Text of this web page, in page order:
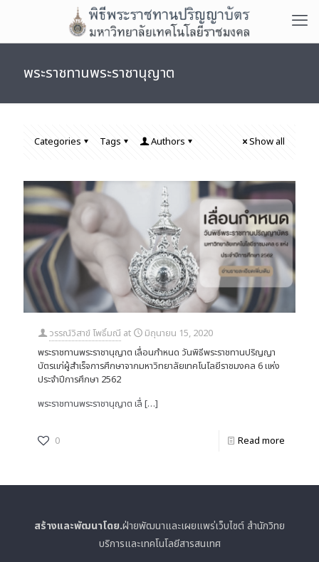
พระราชทานพระราชานุญาต
Categories Tags Authors Show all
วรรณ์วิสาข์ โพธิ์มณี at
มิถุนายน 15, 2020
พระราชทานพระราชานุญาต เลื่อนกำหนด วันพิธีพระราชทานปริญญา
บัตรแก่ผู้สำเร็จการศึกษาจากมหาวิทยาลัยเทคโนโลยีราชมงคล 6 แห่ง
ประจำปีการศึกษา 2562
พระราชทานพระราชานุญาต เลื่ […]
0 Read more
สร้างและพัฒนาโดย.ฝ่ายพัฒนาและเผยแพร่เว็บไซต์ สำนักวิทย
บริการและเทคโนโลยีสารสนเทศ